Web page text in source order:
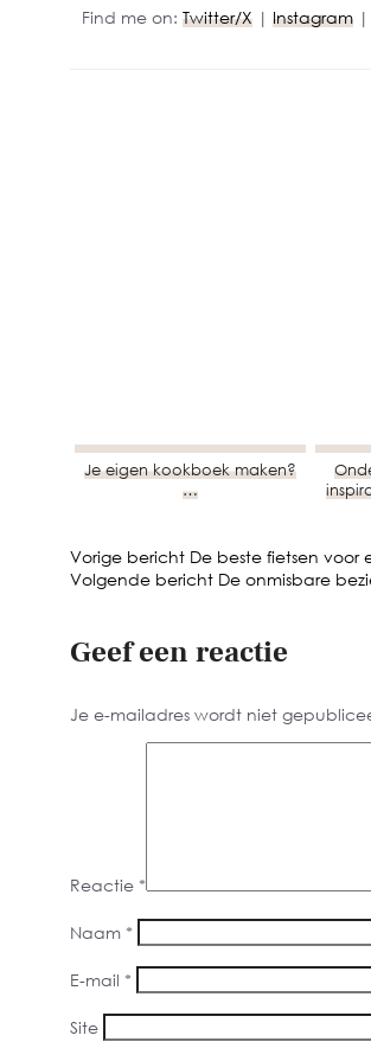
Find me on: Twitter/X | Instagram |
Je eigen kookboek maken?
…
Vorige bericht De beste fietsen voor
Volgende bericht De onmisbare
Geef een reactie
Je e-mailadres wordt niet
Reactie *
Naam *
E-mail *
Site